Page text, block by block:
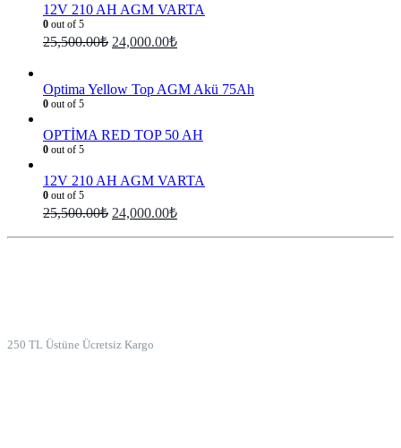
12V 210 AH AGM VARTA
0 out of 5
25,500.00₺ 24,000.00₺
Optima Yellow Top AGM Akü 75Ah
0 out of 5
OPTİMA RED TOP 50 AH
0 out of 5
12V 210 AH AGM VARTA
0 out of 5
25,500.00₺ 24,000.00₺
250 TL Üstüne Ücretsiz Kargo